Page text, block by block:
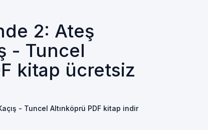
2: Ateş
- Tuncel
kitap ücretsiz
- Tuncel Altınköprü PDF kitap indir